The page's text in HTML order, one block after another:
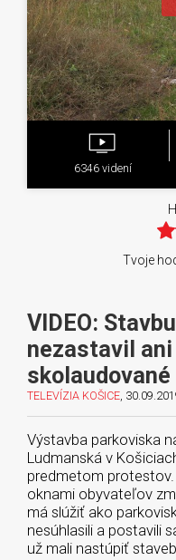
6346 videní
Tvoje
VIDEO:
nezastavil ani
skolaudované
TELEVÍZIA KOŠICE ,
Výstavba parkoviska
Ludmanská v
predmetom
oknami obyvateľov
má slúžiť ako
nesúhlasili a postavili
už mali nastúpiť